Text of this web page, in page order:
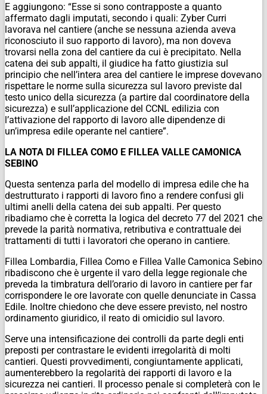
E aggiungono: “Esse si sono contrapposte a quanto
affermato dagli imputati, secondo i quali: Zyber Curri
lavorava nel cantiere (anche se nessuna azienda aveva
riconosciuto il suo rapporto di lavoro), ma non doveva
trovarsi nella zona del cantiere da cui è precipitato. Nella
catena dei sub appalti, il giudice ha fatto giustizia sul
principio che nell’intera area del cantiere le imprese dovevano
rispettare le norme sulla sicurezza sul lavoro previste dal
testo unico della sicurezza (a partire dal coordinatore della
sicurezza) e sull’applicazione del CCNL edilizia con
l’attivazione del rapporto di lavoro alle dipendenze di
un’impresa edile operante nel cantiere”.
LA NOTA DI FILLEA COMO E FILLEA VALLE CAMONICA
SEBINO
Questa sentenza parla del modello di impresa edile che ha
destrutturato i rapporti di lavoro fino a rendere confusi gli
ultimi anelli della catena dei sub appalti. Per questo
ribadiamo che è corretta la logica del decreto 77 del 2021 che
prevede la parità normativa, retributiva e contrattuale dei
trattamenti di tutti i lavoratori che operano in cantiere.
Fillea Lombardia, Fillea Como e Fillea Valle Camonica Sebino
ribadiscono che è urgente il varo della legge regionale che
preveda la timbratura dell’orario di lavoro in cantiere per far
corrispondere le ore lavorate con quelle denunciate in Cassa
Edile. Inoltre chiedono che deve essere previsto, nel nostro
ordinamento giuridico, il reato di omicidio sul lavoro.
Serve una intensificazione dei controlli da parte degli enti
preposti per contrastare le evidenti irregolarità di molti
cantieri. Questi provvedimenti, congiuntamente applicati,
aumenterebbero la regolarità dei rapporti di lavoro e la
sicurezza nei cantieri. Il processo penale si completerà con le